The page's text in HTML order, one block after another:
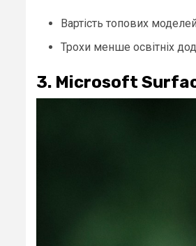
Вартість топових
Трохи менше освітніх
3. Microsoft